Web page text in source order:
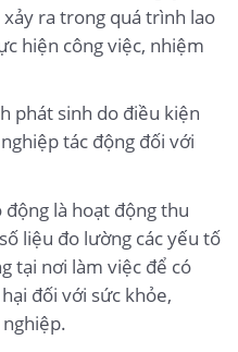
ra trong quá trình lao
hiện công việc, nhiệm
phát sinh do điều kiện
tác động đối với
là hoạt động thu
liệu đo lường các yếu tố
tại nơi làm việc để có
đối với sức khỏe,